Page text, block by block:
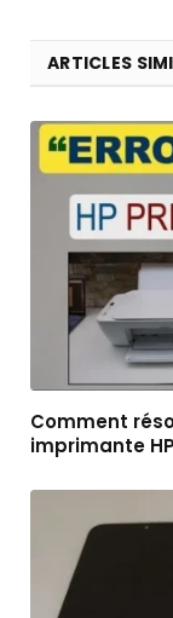
ARTICLES
Comment
imprimante